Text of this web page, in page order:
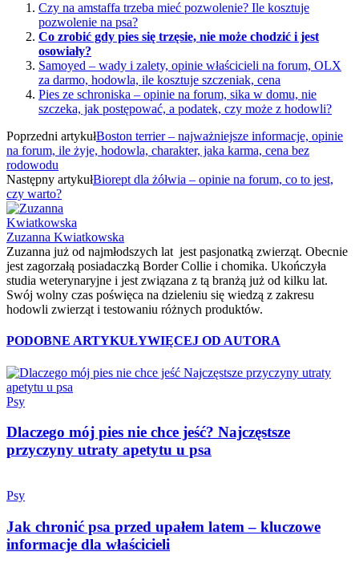
Czy na amstaffa trzeba mieć pozwolenie? Ile kosztuje
pozwolenie na psa?
Co zrobić gdy pies się trzęsie, nie może chodzić i jest
osowiały?
Samoyed – wady i zalety, opinie właścicieli na forum, OLX
za darmo, hodowla, ile kosztuje szczeniak, cena
Pies ze schroniska – opinie na forum, sika w domu, nie
szczeka, jak postępować, a podatek, czy może z hodowli?
Poprzedni artykułBoston terrier – najważniejsze informacje, opinie
na forum, ile żyje, hodowla, charakter, jaka karma, cena bez
rodowodu
Następny artykułBiorept dla żółwia – opinie na forum, co to jest,
czy warto?
Zuzanna Kwiatkowska
Zuzanna już od najmłodszych lat jest pasjonatką zwierząt. Obecnie
jest zagorzałą posiadaczką Border Collie i chomika. Ukończyła
studia weterynaryjne i jest związana z tą branżą już od kilku lat.
Swój wolny czas poświęca na dzieleniu się wiedzą z zakresu
hodowli zwierząt i testowaniu różnych produktów.
PODOBNE ARTYKUŁYWIĘCEJ OD AUTORA
Psy
Dlaczego mój pies nie chce jeść? Najczęstsze
przyczyny utraty apetytu u psa
Psy
Jak chronić psa przed upałem latem – kluczowe
informacje dla właścicieli